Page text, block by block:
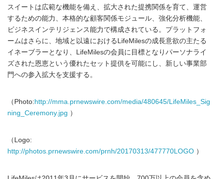
スイートは広範な機能を備え、拡大された提携関係を育て、運営
するための能力、本格的な顧客関係モジュール、強化分析機能、
ビジネスインテリジェンス能力で構成されている。プラットフォ
ームはさらに、地域と以遠におけるLifeMilesの成長意欲の主たる
イネーブラーとなり、LifeMilesの会員に目標となりパーソナライ
ズされた恩恵という優れたセット提供を可能にし、新しい事業部
門への参入拡大を支援する。
（Photo: http://mma.prnewswire.com/media/480645/LifeMiles_Sig
ning_Ceremony.jpg ）
（Logo:
http://photos.prnewswire.com/prnh/20170313/477770LOGO ）